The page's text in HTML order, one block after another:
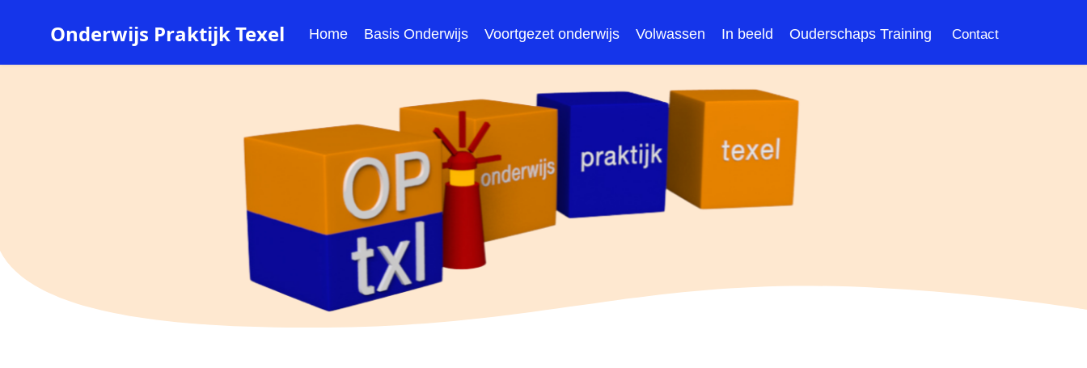
Onderwijs Praktijk Texel Home Basis Onderwijs Voortgezet onderwijs Volwassen In beeld Ouderschaps Training Contact